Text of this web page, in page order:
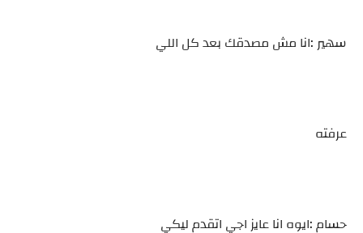
سهير :انا مش مصدقك بعد كل اللي
عرفته
حسام :ايوه انا عايز اجي اتقدم ليكي